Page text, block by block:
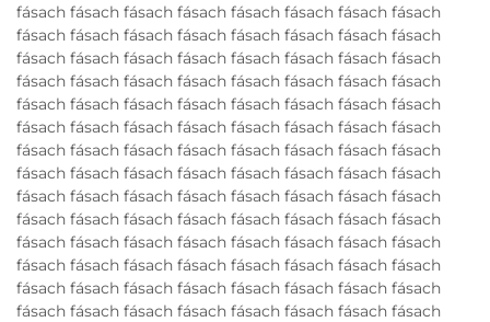
fásach fásach fásach fásach fásach fásach fásach fásach
fásach fásach fásach fásach fásach fásach fásach fásach
fásach fásach fásach fásach fásach fásach fásach fásach
fásach fásach fásach fásach fásach fásach fásach fásach
fásach fásach fásach fásach fásach fásach fásach fásach
fásach fásach fásach fásach fásach fásach fásach fásach
fásach fásach fásach fásach fásach fásach fásach fásach
fásach fásach fásach fásach fásach fásach fásach fásach
fásach fásach fásach fásach fásach fásach fásach fásach
fásach fásach fásach fásach fásach fásach fásach fásach
fásach fásach fásach fásach fásach fásach fásach fásach
fásach fásach fásach fásach fásach fásach fásach fásach
fásach fásach fásach fásach fásach fásach fásach fásach
fásach fásach fásach fásach fásach fásach fásach fásach